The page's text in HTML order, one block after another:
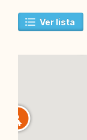
Ver lista
2